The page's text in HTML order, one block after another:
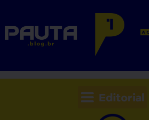
Editorial